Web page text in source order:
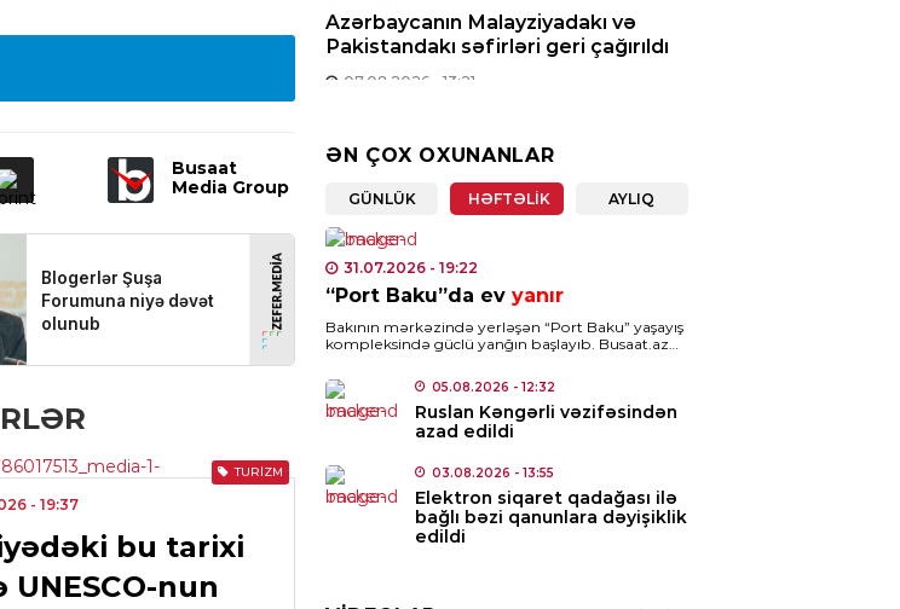
Busaat
Media Group
TURIZM
- 19:37
bu tarixi
UNESCO-nun
Azərbaycanın Malayziyadakı və
Pakistandakı səfirləri geri çağırıldı
07.08.2026 - 13:21
Nemət Nağdəliyev səfir təyin
edildi
07.08.2026
MEDIA
Jurnalist vəsiqəsinə görə 20
manatlıq ödəniş ləğv edildi
07.08.2026 - 13:16
Zərdabda qəsdən yanğın törədən
şəxs tutuldu
07.08.2026- 11:17
ƏN ÇOX OXUNANLAR
GÜNLÜK HƏFTƏLIK AYLIQ
31.07.2026 - 19:22
“Port Baku”da ev yanır
Bakının mərkəzində yerləşən “Port Baku” yaşayış
kompleksində güclü yanğın başlayıb. Busaat.az
yuxarı mərtəbələrində […]
05.08.2026 - 12:32
Ruslan Kəngərli vəzifəsindən
azad edildi
03.08.2026 - 13:55
Elektron siqaret qadağası ilə
bağlı bəzi qanunlara dəyişiklik
edildi